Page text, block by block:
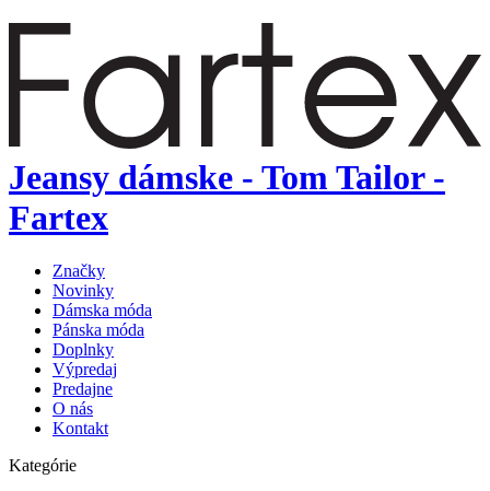
Jeansy dámske - Tom Tailor -
Fartex
Značky
Novinky
Dámska móda
Pánska móda
Doplnky
Výpredaj
Predajne
O nás
Kontakt
Kategórie